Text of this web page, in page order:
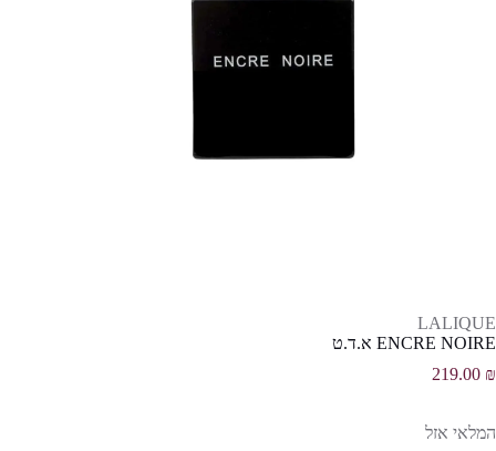
LALIQUE
ENCRE NOIRE א.ד.ט
219.00 ₪
המלאי אזל